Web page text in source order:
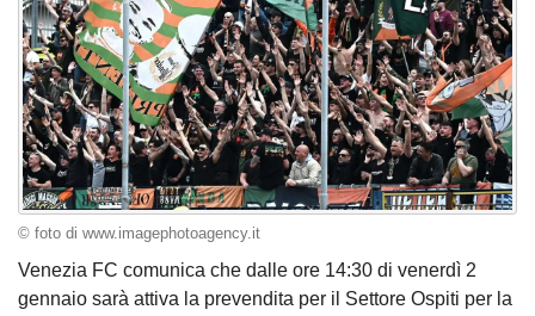
© foto di www.imagephotoagency.it
Venezia FC comunica che dalle ore 14:30 di venerdì 2
gennaio sarà attiva la prevendita per il Settore Ospiti per la